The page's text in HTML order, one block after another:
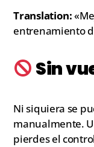
Translation:
entrenamiento
Sin
Ni siquiera se
manualmente.
pierdes el